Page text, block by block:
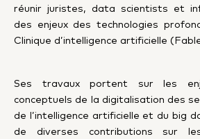
réunir juristes, data scientists et
des enjeux des technologies
Clinique d’intelligence artificielle
Ses travaux portent sur les
conceptuels de la digitalisation des
de l’intelligence artificielle et du big
de diverses contributions sur